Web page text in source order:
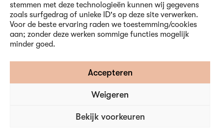
stemmen met deze technologieën kunnen wij gegevens
zoals surfgedrag of unieke ID's op deze site verwerken.
Voor de beste ervaring raden we toestemming/cookies
aan; zonder deze werken sommige functies mogelijk
minder goed.
Accepteren
Weigeren
Bekijk voorkeuren
Algemene informatie
Contact
Voorwaarden
Privacy en Cookies
Volg ons
Inschrijven nieuwsbrief